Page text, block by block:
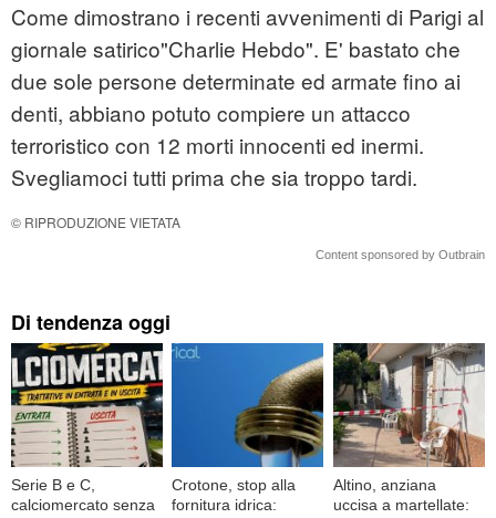
Come dimostrano i recenti avvenimenti di Parigi al
giornale satirico"Charlie Hebdo". E' bastato che
due sole persone determinate ed armate fino ai
denti, abbiano potuto compiere un attacco
terroristico con 12 morti innocenti ed inermi.
Svegliamoci tutti prima che sia troppo tardi.
© RIPRODUZIONE VIETATA
Content sponsored by Outbrain
Di tendenza oggi
Serie B e C,
calciomercato senza
Crotone, stop alla
fornitura idrica:
Altino, anziana
uccisa a martellate: